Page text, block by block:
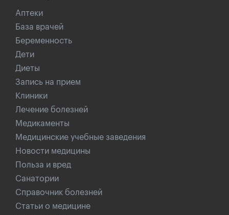
Аптеки
База врачей
Беременность
Дети
Диеты
Запись на прием
Клиники
Лечение болезней
Медикаменты
Медицинские учебные заведения
Новости медицины
Польза и вред
Санатории
Справочник болезней
Статьи о медицине